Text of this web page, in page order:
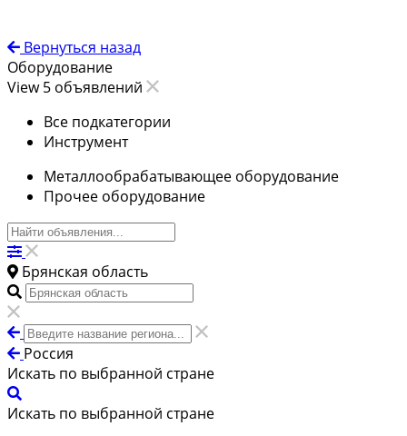
Вернуться назад
Оборудование
View 5 объявлений
Все подкатегории
Инструмент
Металлообрабатывающее оборудование
Прочее оборудование
Брянская область
Россия
Искать по выбранной стране
Искать по выбранной стране